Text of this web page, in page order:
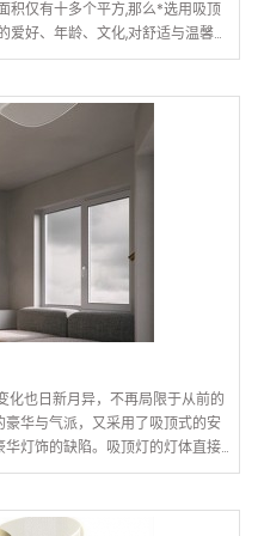
积仅有十多个平方,那么*选用吸顶
好、年龄、文化,对舒适与温馨的
。2、我..
化也日新月异，不再局限于从前的
华与气派，又采用了吸顶式的安
灯饰的缺陷。吸顶灯的灯体直接
用于客厅..